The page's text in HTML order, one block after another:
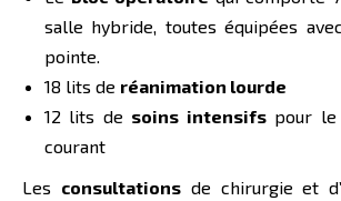
salle hybride, toutes équipées
pointe.
18 lits de réanimation lourde
12 lits de soins intensifspour le
courant
Les consultationsde chirurgie et